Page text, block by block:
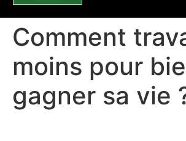
Comment
moins pour
gagner sa vie